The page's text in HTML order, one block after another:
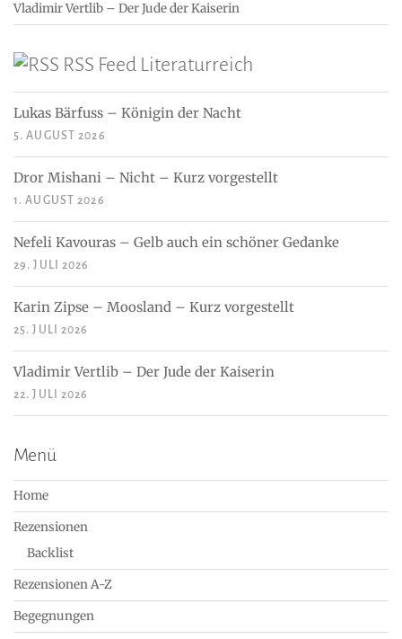
Vladimir Vertlib – Der Jude der Kaiserin
RSS Feed Literaturreich
Lukas Bärfuss – Königin der Nacht
5. AUGUST 2026
Dror Mishani – Nicht – Kurz vorgestellt
1. AUGUST 2026
Nefeli Kavouras – Gelb auch ein schöner Gedanke
29. JULI 2026
Karin Zipse – Moosland – Kurz vorgestellt
25. JULI 2026
Vladimir Vertlib – Der Jude der Kaiserin
22. JULI 2026
Menü
Home
Rezensionen
Backlist
Rezensionen A-Z
Begegnungen